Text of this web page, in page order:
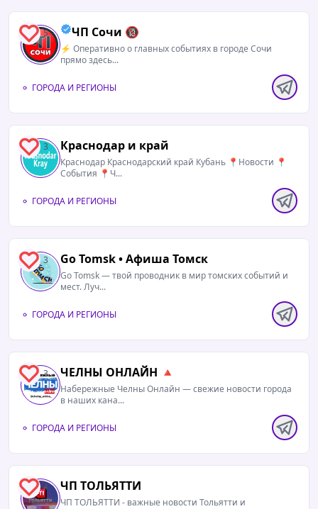
06.08.2026 / 14:08
🚫 На пляже у Барбошиной поляны лучше не
5 ЧП Сочи 🔞
⚡️ Оперативно о главных событиях в городе Сочи
прямо здесь...
ГОРОДА И РЕГИОНЫ
3 Краснодар и край
Краснодар Краснодарский край Кубань 📍Новости 📍
События 📍Ч...
ГОРОДА И РЕГИОНЫ
3 Go Tomsk • Афиша Томск
Go Tomsk — твой проводник в мир томских событий и
мест. Луч...
ГОРОДА И РЕГИОНЫ
3 ЧЕЛНЫ ОНЛАЙН 🔺
Набережные Челны Онлайн — свежие новости города
в наших кана...
ГОРОДА И РЕГИОНЫ
4 ЧП ТОЛЬЯТТИ
ЧП ТОЛЬЯТТИ - важные новости Тольятти и